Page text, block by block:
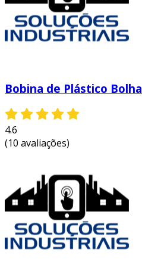
Bobina de Plástico Bolha
4.6
(10 avaliações)